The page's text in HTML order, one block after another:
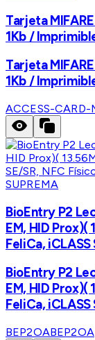
Tarjeta
1Kb /
Tarjeta
1Kb /
ACCESS-CARD-
SUPREMA
BioEntry P2
EM, HID Prox)(
FeliCa,
BioEntry P2
EM, HID Prox)(
FeliCa,
BEP2OABEP2OA